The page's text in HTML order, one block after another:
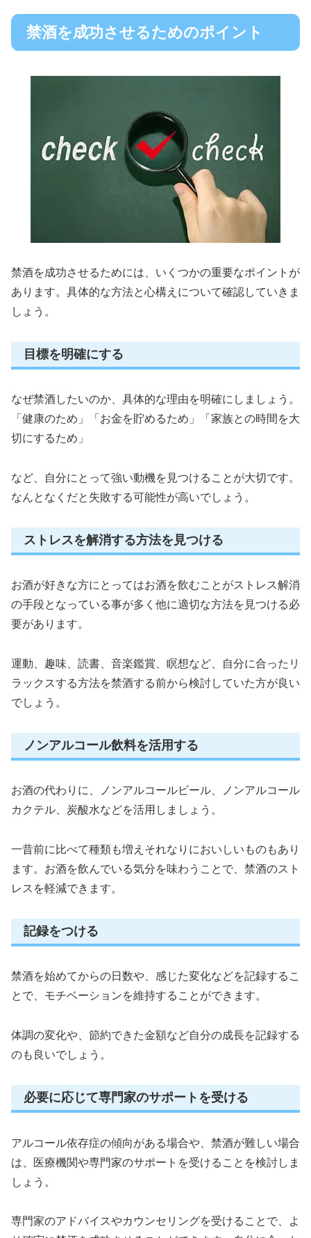
禁酒を成功させるためのポイント
禁酒を成功させるためには、いくつかの重要なポイントが
あります。具体的な方法と心構えについて確認していきま
しょう。
目標を明確にする
なぜ禁酒したいのか、具体的な理由を明確にしましょう。
「健康のため」「お金を貯めるため」「家族との時間を大
切にするため」
など、自分にとって強い動機を見つけることが大切です。
なんとなくだと失敗する可能性が高いでしょう。
ストレスを解消する方法を見つける
お酒が好きな方にとってはお酒を飲むことがストレス解消
の手段となっている事が多く他に適切な方法を見つける必
要があります。
運動、趣味、読書、音楽鑑賞、瞑想など、自分に合ったリ
ラックスする方法を禁酒する前から検討していた方が良い
でしょう。
ノンアルコール飲料を活用する
お酒の代わりに、ノンアルコールビール、ノンアルコール
カクテル、炭酸水などを活用しましょう。
一昔前に比べて種類も増えそれなりにおいしいものもあり
ます。お酒を飲んでいる気分を味わうことで、禁酒のスト
レスを軽減できます。
記録をつける
禁酒を始めてからの日数や、感じた変化などを記録するこ
とで、モチベーションを維持することができます。
体調の変化や、節約できた金額など自分の成長を記録する
のも良いでしょう。
必要に応じて専門家のサポートを受ける
アルコール依存症の傾向がある場合や、禁酒が難しい場合
は、医療機関や専門家のサポートを受けることを検討しま
しょう。
専門家のアドバイスやカウンセリングを受けることで、よ